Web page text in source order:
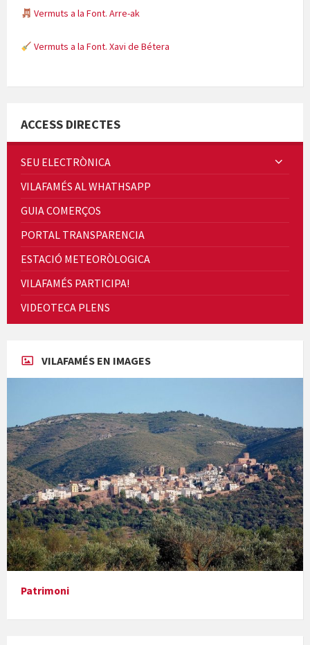
Vermuts a la Font. Arre-ak
Vermuts a la Font. Xavi de Bétera
Quintà Culroja
Cicle de Cine i Dones rurals
Concerts al Museu
Presentació del llibre &quot;La mare&quot;, d'Emma Zafon
ACCESS DIRECTES
SEU ELECTRÒNICA
VILAFAMÉS AL WHATHSAPP
GUIA COMERÇOS
PORTAL TRANSPARENCIA
ESTACIÓ METEORÒLOGICA
VILAFAMÉS PARTICIPA!
VIDEOTECA PLENS
VILAFAMÉS EN IMAGES
Patrimoni